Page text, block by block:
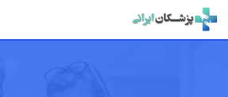
Skip
to
content